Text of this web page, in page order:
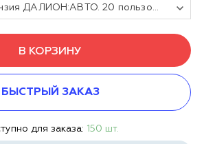
Клиентская лицензия ДАЛИОН:АВТО. 20 пользователей. Электронная поставка
В КОРЗИНУ
БЫСТРЫЙ ЗАКАЗ
для заказа: 150 шт.